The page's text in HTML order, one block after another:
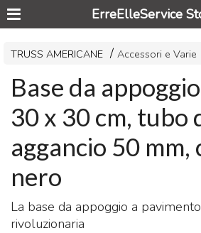
ErreElleService
TRUSS AMERICANE Accessori e Varie
Base da
30 x 30 cm, tubo
aggancio 50 mm,
nero
La base da appoggio a
rivoluzionaria